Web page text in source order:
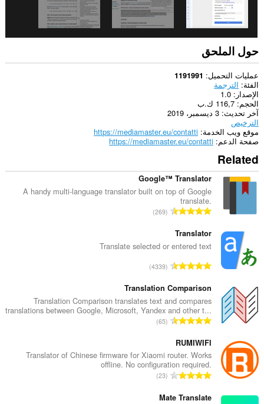
حول الملحق
عمليات التحميل 1191991
الفئة الترجمة
الإصدار
1.0
الحجم 116,7 ك.ب
آخر تحديث 3 ديسمبر، 2019
الترخيص
موقع ويب الخدمة https://mediamaster.eu/contatti
صفحة الدعم https://mediamaster.eu/contatti
Related
Google™ Translator
A handy multi-language translator built on top of Google
translate.
ا
د
ا
إ
ج
م
ي
ل
ل
ق
269
Translator
Translate selected or entered text
ا
ع
د
د
ا
ج
م
ل
4339
Translation Comparison
Translation Comparison translates text and compares
translations between Google, Microsoft, Yandex and other t...
ا
د
د
ا
65
RUMIWIFI
Translator of Chinese firmware for Xiaomi router. Works
offline. No configuration required.
ا
ع
23
Mate Translate